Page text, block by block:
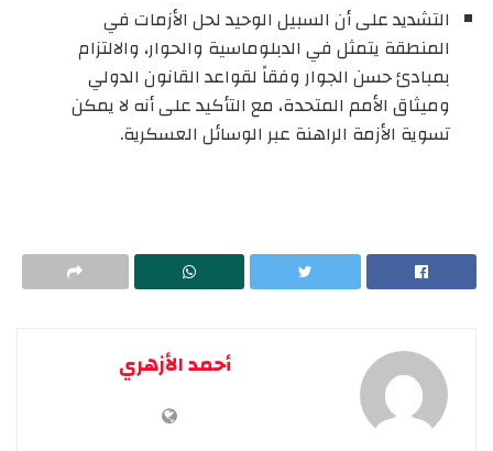
التشديد على أن السبيل الوحيد لحل الأزمات في
المنطقة يتمثل في الدبلوماسية والحوار، والالتزام
بمبادئ حسن الجوار وفقاً لقواعد القانون الدولي
وميثاق الأمم المتحدة، مع التأكيد على أنه لا يمكن
تسوية الأزمة الراهنة عبر الوسائل العسكرية.
أحمد الأزهري